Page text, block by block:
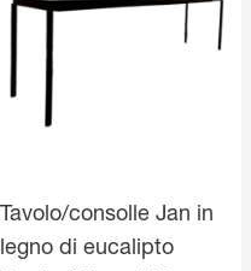
Tavolo/consolle Jan in
legno di eucalipto